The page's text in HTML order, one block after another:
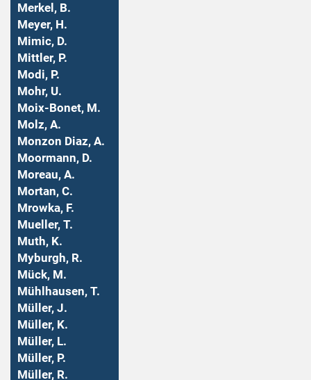
Merkel, B.
Meyer, H.
Mimic, D.
Mittler, P.
Modi, P.
Mohr, U.
Moix-Bonet, M.
Molz, A.
Monzon Diaz, A.
Moormann, D.
Moreau, A.
Mortan, C.
Mrowka, F.
Mueller, T.
Muth, K.
Myburgh, R.
Mück, M.
Mühlhausen, T.
Müller, J.
Müller, K.
Müller, L.
Müller, P.
Müller, R.